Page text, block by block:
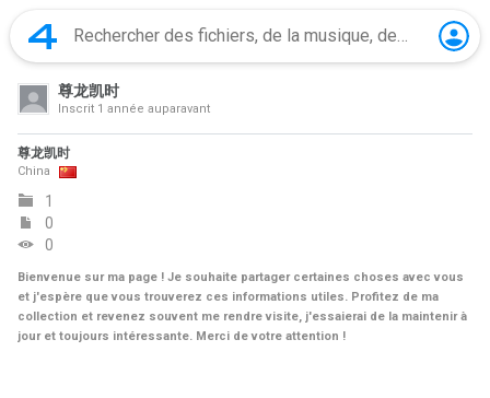
尊龙凯时
Inscrit 1 année auparavant
尊龙凯时
China
1
0
0
Bienvenue sur ma page ! Je souhaite partager certaines choses avec vous
et j'espère que vous trouverez ces informations utiles. Profitez de ma
collection et revenez souvent me rendre visite, j'essaierai de la maintenir à
jour et toujours intéressante. Merci de votre attention !